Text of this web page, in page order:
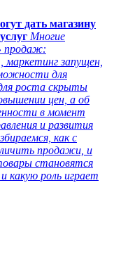
дать магазину
Многие
продаж:
запущен,
для
роста скрыты
цен, а об
в момент
и развития
как с
продажи, и
становятся
какую роль играет